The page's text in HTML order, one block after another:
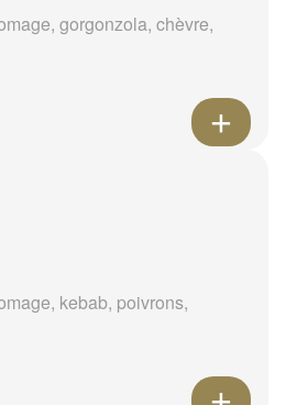
gorgonzola, chèvre,
kebab, poivrons,